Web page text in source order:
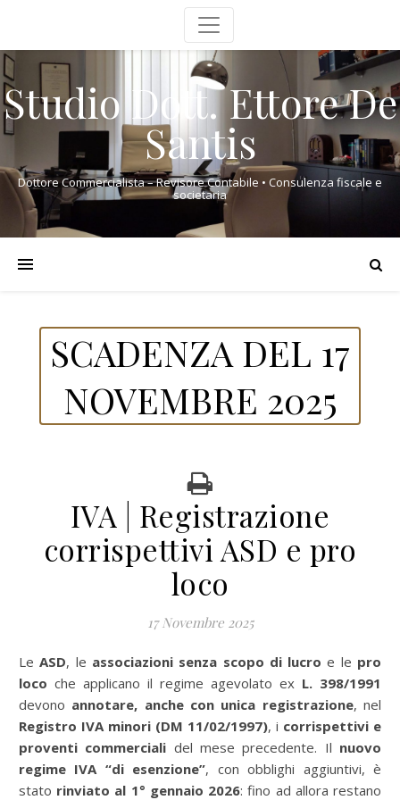
Studio Dott. Ettore De
Santis
Dottore Commercialista – Revisore Contabile • Consulenza fiscale e
societaria
SCADENZA DEL 17
NOVEMBRE 2025
IVA | Registrazione
corrispettivi ASD e pro
loco
17 Novembre 2025
LeASD, le associazioni senza scopo di lucro e le pro
loco che applicano il regime agevolato ex L. 398/1991
devono annotare, anche con unica registrazione, nel
Registro IVA minori (DM 11/02/1997), i corrispettivi e
proventi commerciali del mese precedente. Il nuovo
regime IVA “di esenzione”, con obblighi aggiuntivi, è
stato rinviato al 1° gennaio 2026: fino ad allora restano